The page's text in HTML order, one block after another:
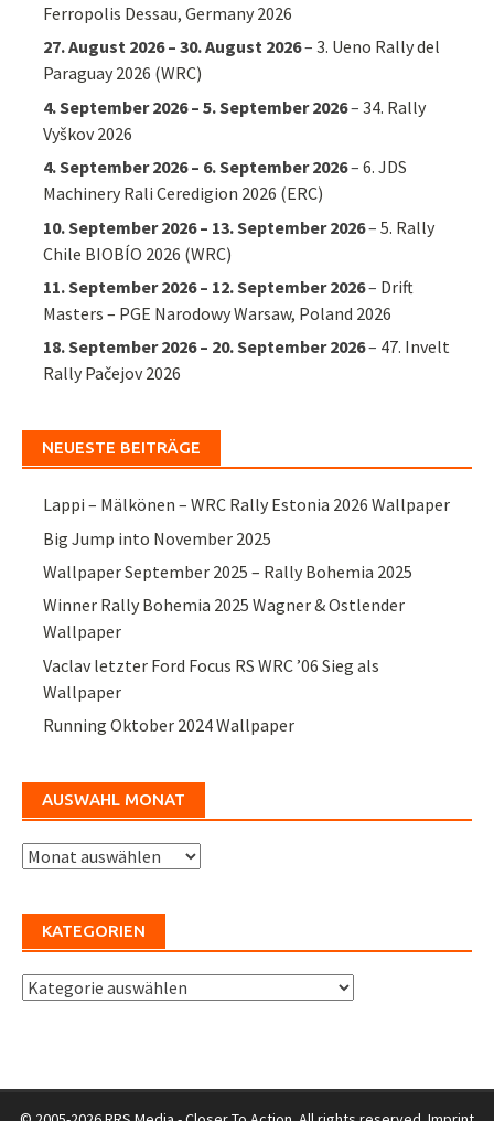
Ferropolis Dessau, Germany 2026
27. August 2026– 30. August 2026–3. Ueno Rally del
Paraguay 2026 (WRC)
4. September 2026– 5. September 2026–34. Rally
Vyškov 2026
4. September 2026– 6. September 2026–6. JDS
Machinery Rali Ceredigion 2026 (ERC)
10. September 2026– 13. September 2026–5. Rally
Chile BIOBÍO 2026 (WRC)
11. September 2026– 12. September 2026– Drift
Masters – PGE Narodowy Warsaw, Poland 2026
18. September 2026– 20. September 2026– 47. Invelt
Rally Pačejov 2026
NEUESTE BEITRÄGE
Lappi – Mälkönen – WRC Rally Estonia 2026 Wallpaper
Big Jump into November 2025
Wallpaper September 2025 – Rally Bohemia 2025
Winner Rally Bohemia 2025 Wagner & Ostlender
Wallpaper
Vaclav letzter Ford Focus RS WRC ’06 Sieg als
Wallpaper
Running Oktober 2024 Wallpaper
AUSWAHL MONAT
Auswahl
KATEGORIEN
Kategorien